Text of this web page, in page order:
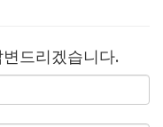
드리겠습니다.